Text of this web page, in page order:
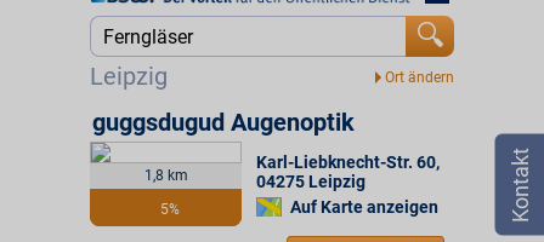
Jetzt BSW-Mitglied werden
☎ 0800 - 279 25 82
Leipzig
Suche
1,8 km
5%
guggsdugud Augenoptik
Karl-Liebknecht-Str. 60,
04275 Leipzig
Auf Karte anzeigen